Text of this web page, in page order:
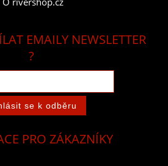
EMAILY NEWSLETTER
?
PRO ZÁKAZNÍKY